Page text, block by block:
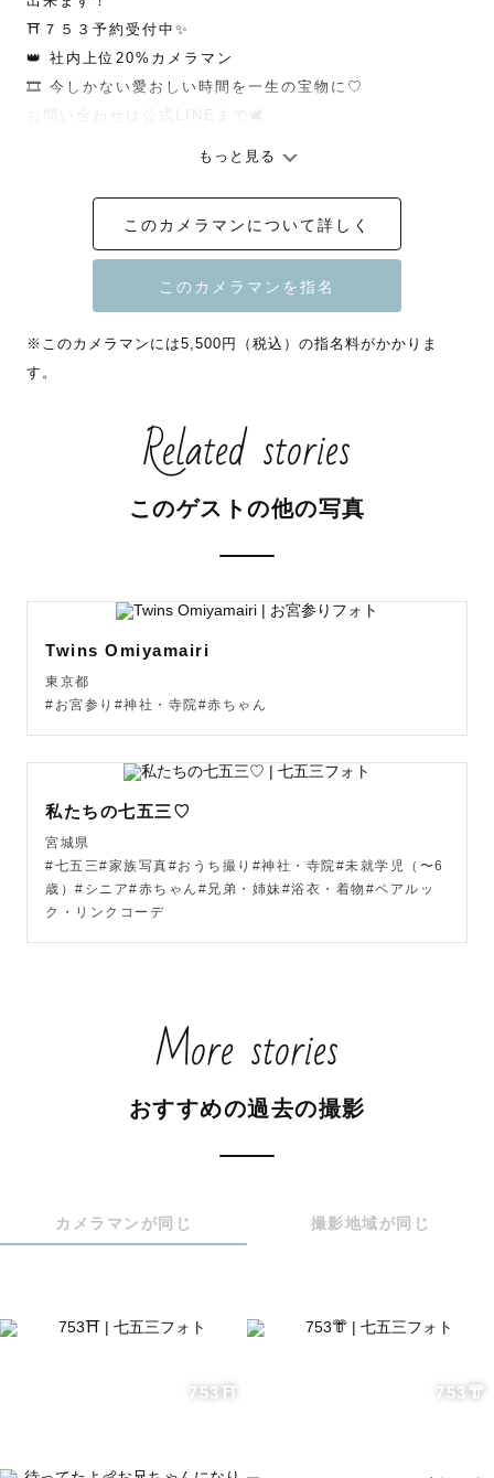
⛩️７５３予約受付中✨
👑 社内上位20%カメラマン
🎞️ 今しかない愛おしい時間を一生の宝物に♡
お問い合わせは公式LINEまで🕊️
アルなご感想を掲載中です。
撮影の雰囲気が伝わると思いますのでぜひご覧ください☺️
ｰｰｰｰｰｰｰｰｰｰｰｰｰｰｰｰｰｰｰｰｰｰｰｰｰｰｰｰｰｰｰｰｰｰｰｰ
〖 大宮武蔵一宮氷川神社 〗〖 和樂備神社 〗で多く撮影し
𓊆 育児を頑張るすべてのママパパの味方でありたい 𓊇
かわいい“今”を残したいのに、育児に追われて
気づけばシャッターチャンスを逃してばかり。
もっと気軽に自然体の“今”を残せる場所があったら___
そんな思いから撮影をはじめました。
子育てって、楽しくてかわいいことばかりじゃない。
だからこそ、撮影の時間はママパパのご褒美に
そして出来上がった写真で癒されてほしい。
季節ごとの成長記録は、私にお任せください♡
ｰｰｰｰｰｰｰｰｰｰｰｰｰｰｰｰｰｰｰｰｰｰｰｰｰｰｰｰｰｰｰｰｰｰｰｰ
1989年生まれの36歳
3歳の女の子と2歳の男の子（絶賛Wイヤイヤ期）
もっと見る
このカメラマンについて詳しく
※このカメラマンには5,500円（税込）の指名料がかかりま
す。
Related stories
このゲストの他の写真
Twins Omiyamairi
東京都
#お宮参り#神社・寺院#赤ちゃん
私たちの七五三♡
宮城県
#七五三#家族写真#おうち撮り#神社・寺院#未就学児（〜6
歳）#シニア#赤ちゃん#兄弟・姉妹#浴衣・着物#ペアルッ
ク・リンクコーデ
More stories
おすすめの過去の撮影
カメラマンが同じ 撮影地域が同じ
753⛩️ 753👘